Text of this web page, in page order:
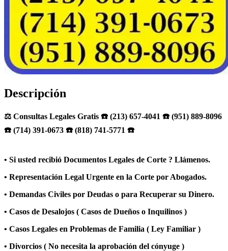
Descripción
⚖️ Consultas Legales Gratis ☎️ (213) 657-4041 ☎️ (951) 889-8096
☎️ (714) 391-0673 ☎️ (818) 741-5771 ☎️
• Si usted recibió Documentos Legales de Corte ? Llámenos.
• Representación Legal Urgente en la Corte por Abogados.
• Demandas Civiles por Deudas o para Recuperar su Dinero.
• Casos de Desalojos ( Casos de Dueños o Inquilinos )
• Casos Legales en Problemas de Familia ( Ley Familiar )
• Divorcios ( No necesita la aprobación del cónyuge )